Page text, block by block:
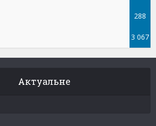
288
3 067
Актуальне